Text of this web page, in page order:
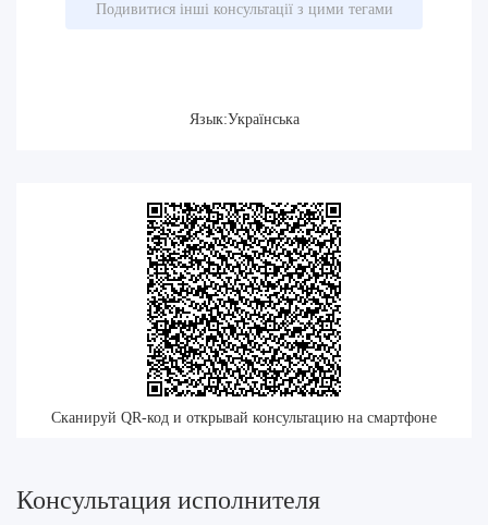
Подивитися інші консультації з цими тегами
Язык:Українська
Сканируй QR-код и открывай консультацию на смартфоне
Консультация исполнителя